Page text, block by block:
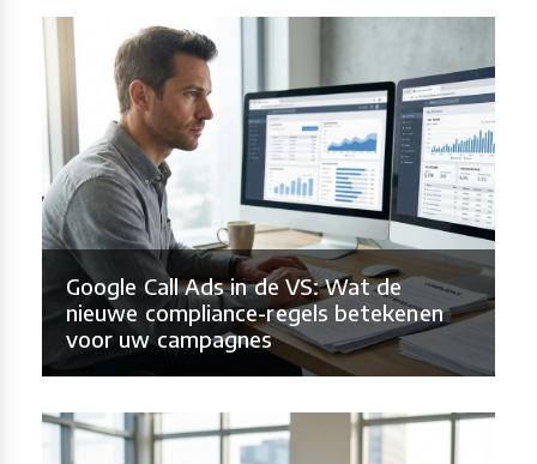
Google Call Ads in de VS: Wat de
nieuwe compliance-regels betekenen
voor uw campagnes